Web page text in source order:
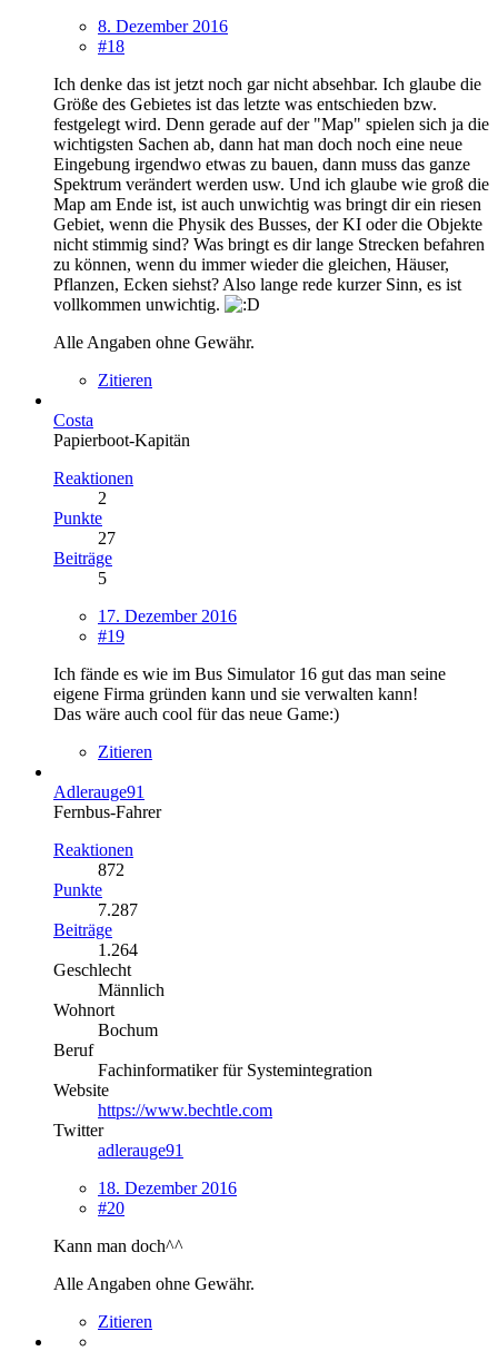
8. Dezember 2016
#18
Ich denke das ist jetzt noch gar nicht absehbar. Ich glaube die
Größe des Gebietes ist das letzte was entschieden bzw.
festgelegt wird. Denn gerade auf der "Map" spielen sich ja die
wichtigsten Sachen ab, dann hat man doch noch eine neue
Eingebung irgendwo etwas zu bauen, dann muss das ganze
Spektrum verändert werden usw. Und ich glaube wie groß die
Map am Ende ist, ist auch unwichtig was bringt dir ein riesen
Gebiet, wenn die Physik des Busses, der KI oder die Objekte
nicht stimmig sind? Was bringt es dir lange Strecken befahren
zu können, wenn du immer wieder die gleichen, Häuser,
Pflanzen, Ecken siehst? Also lange rede kurzer Sinn, es ist
vollkommen unwichtig.
Alle Angaben ohne Gewähr.
Zitieren
Costa
Papierboot-Kapitän
Reaktionen
2
Punkte
27
Beiträge
5
17. Dezember 2016
#19
Ich fände es wie im Bus Simulator 16 gut das man seine
eigene Firma gründen kann und sie verwalten kann!
Das wäre auch cool für das neue Game:)
Zitieren
Adlerauge91
Fernbus-Fahrer
Reaktionen
872
Punkte
7.287
Beiträge
1.264
Geschlecht
Männlich
Wohnort
Bochum
Beruf
Fachinformatiker für Systemintegration
Website
https://www.bechtle.com
Twitter
adlerauge91
18. Dezember 2016
#20
Kann man doch^^
Alle Angaben ohne Gewähr.
Zitieren